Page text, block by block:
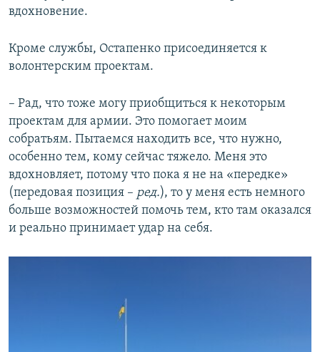
вдохновение.
Кроме службы, Остапенко присоединяется к
волонтерским проектам.
– Рад, что тоже могу приобщиться к некоторым
проектам для армии. Это помогает моим
собратьям. Пытаемся находить все, что нужно,
особенно тем, кому сейчас тяжело. Меня это
вдохновляет, потому что пока я не на «передке»
(передовая позиция – ред.), то у меня есть немного
больше возможностей помочь тем, кто там оказался
и реально принимает удар на себя.